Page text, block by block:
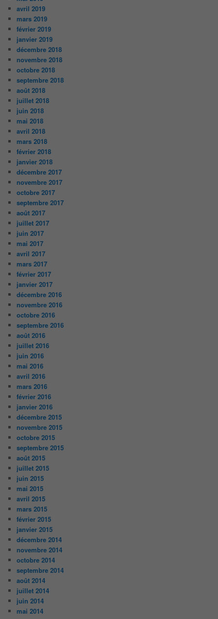
avril 2019
mars 2019
février 2019
janvier 2019
décembre 2018
novembre 2018
octobre 2018
septembre 2018
août 2018
juillet 2018
juin 2018
mai 2018
avril 2018
mars 2018
février 2018
janvier 2018
décembre 2017
novembre 2017
octobre 2017
septembre 2017
août 2017
juillet 2017
juin 2017
mai 2017
avril 2017
mars 2017
février 2017
janvier 2017
décembre 2016
novembre 2016
octobre 2016
septembre 2016
août 2016
juillet 2016
juin 2016
mai 2016
avril 2016
mars 2016
février 2016
janvier 2016
décembre 2015
novembre 2015
octobre 2015
septembre 2015
août 2015
juillet 2015
juin 2015
mai 2015
avril 2015
mars 2015
février 2015
janvier 2015
décembre 2014
novembre 2014
octobre 2014
septembre 2014
août 2014
juillet 2014
juin 2014
mai 2014